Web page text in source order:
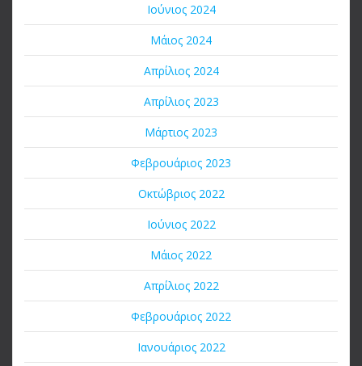
Ιούνιος 2024
Μάιος 2024
Απρίλιος 2024
Απρίλιος 2023
Μάρτιος 2023
Φεβρουάριος 2023
Οκτώβριος 2022
Ιούνιος 2022
Μάιος 2022
Απρίλιος 2022
Φεβρουάριος 2022
Ιανουάριος 2022